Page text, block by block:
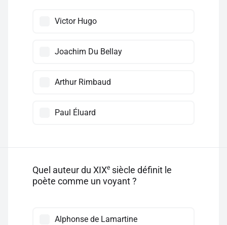
Victor Hugo
Joachim Du Bellay
Arthur Rimbaud
Paul Éluard
Quel auteur du XIXe siècle définit le
poète comme un voyant ?
Alphonse de Lamartine